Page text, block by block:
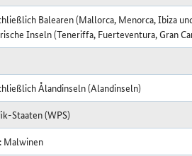
Balearen (Mallorca, Menorca, Ibiza
Inseln (Teneriffa, Fuerteventura, Gran
Ålandinseln (Alandinseln)
Staaten (WPS)
Malwinen